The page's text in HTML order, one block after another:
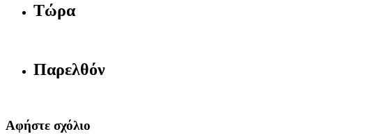
Τώρα
Παρελθόν
Αφήστε σχόλιο